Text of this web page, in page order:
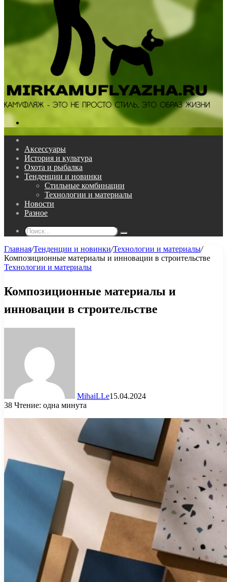
Аксессуары
История и культура
Охота и рыбалка
Тенденции и новинки
Стильные комбинации
Технологии и материалы
Новости
Разное
Поиск...
Главная/Тенденции и новинки/Технологии и материалы/
Композиционные материалы и инновации в строительстве
Технологии и материалы
Композиционные материалы и
инновации в строительстве
MihaiLLe15.04.2024
38 Чтение: одна минута